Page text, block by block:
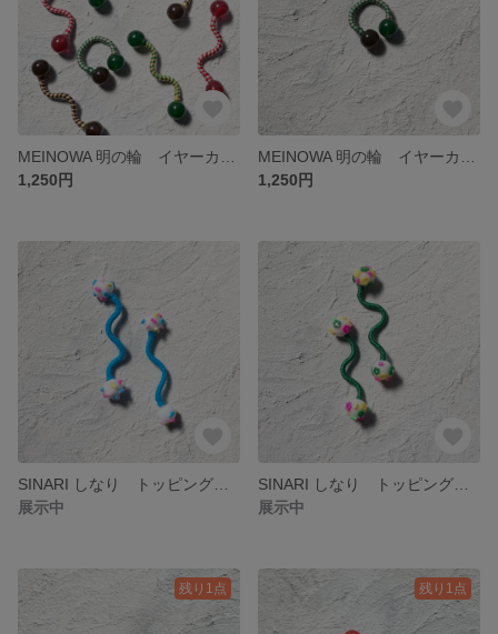
1,250円
1,250円
展示中
展示中
残り1点 残り1点